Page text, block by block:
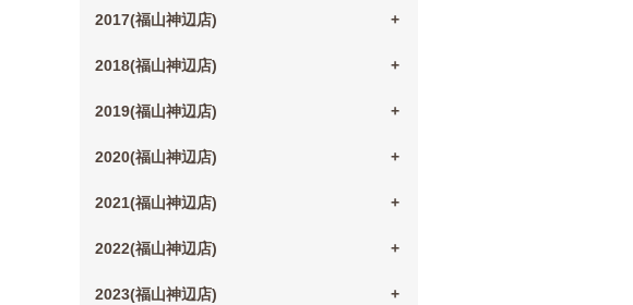
2017(福山神辺店)
2018(福山神辺店)
2019(福山神辺店)
2020(福山神辺店)
2021(福山神辺店)
2022(福山神辺店)
2023(福山神辺店)